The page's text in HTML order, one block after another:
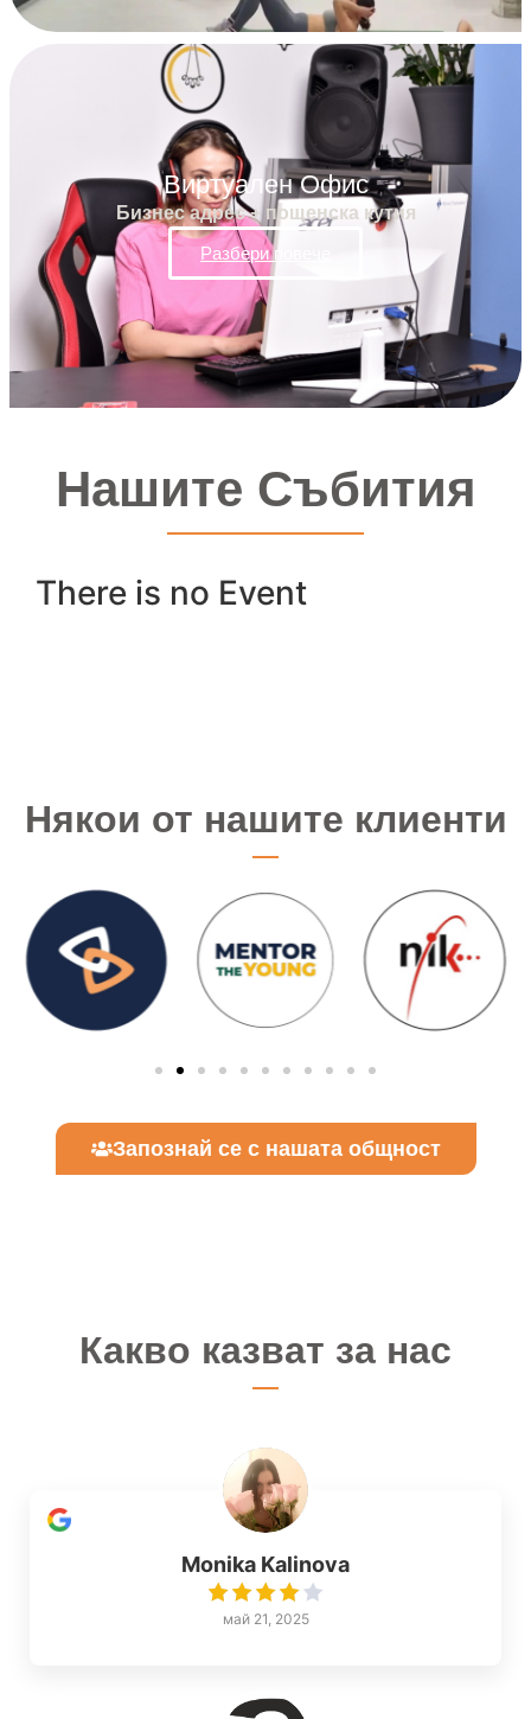
Виртуален Офис
Бизнес адрес + пощенска кутия
Разбери повече
Нашите Събития
There is no Event
Някои от нашите клиенти
Запознай се с нашата общност
Какво казват за нас
Monika Kalinova
май 21, 2025